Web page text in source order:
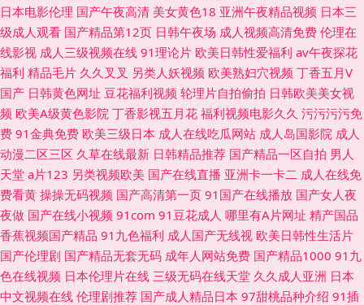
日本电影伦理 国产午夜高清 美女黄色18 亚洲午夜精品视频 日本三
级成人观看 国产精品第12页 日韩午夜场 成人视频高清免费 伦理在
线影视 成人三级视频在线 91理论片 欧美日韩性爱福利 av午夜探花
福利 精品毛片 久久叉叉 另类人妖视频 欧美熟妇穴视频 丁香五月V
国产 日韩黄色网址 豆花福利视频 轮理片自拍偷拍 日韩欧美美女视
频 欧美A级黄色影院 丁香影视五月花 福利视频电影久久 污污污污免
费 91金典免费 欧美三级日本 成人在线吃瓜网站 成人岛国影院 成人
动漫二区三区 久草在线最新 日韩精品推荐 国产精品一区自拍 男人
天堂 a片123 另类视频欧美 国产在线直播 亚洲卡一卡二 成人在线免
费看黄 操操无码视频 国产高清第一页 91国产在线播放 国产女人夜
夜做 国产在线小视频 91com 91豆花成人 哪里有A片网址 精产国品
香蕉视频国产精品 91九色福利 成人国产无线视 欧美日韩性生活片
国产伦理剧 国产精品无套无码 成年人网站免费 国产精品1000 91九
色在线视频 日本伦理片在线 三级无码在线天堂 久久成人亚洲 日本
中文视频在线 伦理剧推荐 国产成人精品日本 97甜桃品种介绍 91插